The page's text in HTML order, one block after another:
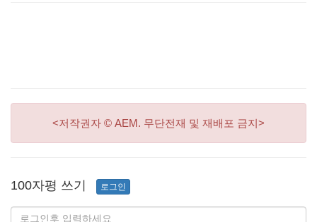
<저작권자 © AEM. 무단전재 및 재배포 금지>
100자평 쓰기 로그인